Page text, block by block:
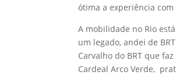
ótima a experiência
A mobilidade no Rio
um legado, andei de
Carvalho do BRT que
Cardeal Arco Verde,